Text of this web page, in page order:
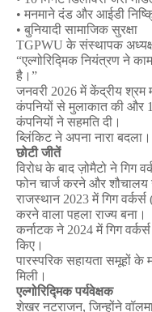
• मनमाने दंड और आईडी
• बुनियादी सामाजिक सुरक्षा
TGPWU के संस्थापक
“एल्गोरिद्मिक नियंत्रण ने
है। ”
जनवरी 2026 में केंद्रीय श्रम
कंपनियों से मुलाकात की और
कंपनियों ने सहमति दी।
ब्लिंकिट ने अपना नारा बदला।
छोटी जीतें
विरोध के बाद ज़ोमैटो ने गिग
फोन चार्ज करने और शौचालय
राजस्थान2023 में गिग वर्कर्स
करने वाला पहला राज्य बना।
कर्नाटक ने2024 में गिग वर्कर्स
किए।
पारस्परिक सहायता समूहों के
मिली।
एल्गोरिद्मिक पर्यवेक्षक
शेखर नटराजन, जिन्होंने